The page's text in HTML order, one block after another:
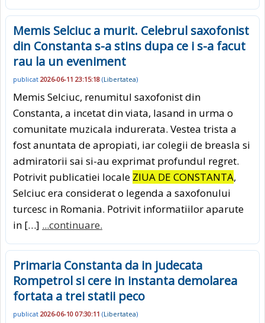
Memis Selciuc a murit. Celebrul saxofonist
din Constanta s-a stins dupa ce i s-a facut
rau la un eveniment
publicat 2026-06-11 23:15:18 (Libertatea)
Memis Selciuc, renumitul saxofonist din
Constanta, a incetat din viata, lasand in urma o
comunitate muzicala indurerata. Vestea trista a
fost anuntata de apropiati, iar colegii de breasla si
admiratorii sai si-au exprimat profundul regret.
Potrivit publicatiei locale ZIUA DE CONSTANTA,
Selciuc era considerat o legenda a saxofonului
turcesc in Romania. Potrivit informatiilor aparute
in […] ...continuare.
Primaria Constanta da in judecata
Rompetrol si cere in instanta demolarea
fortata a trei statii peco
publicat 2026-06-10 07:30:11 (Libertatea)